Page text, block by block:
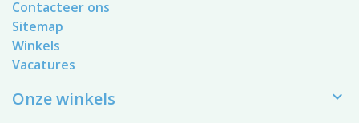
Contacteer ons
Sitemap
Winkels
Vacatures
Onze winkels 